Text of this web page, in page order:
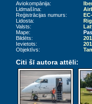
Aviokompānija:
Lidmašīna:
Reģistrācijas numurs:
Lidosta:
Valsts:
Mape:
Bildēts:
Ievietots:
Objektīvs:
Citi šī autora attēli: